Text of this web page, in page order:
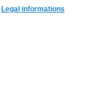
Legal informations